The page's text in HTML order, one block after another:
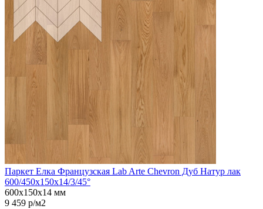
Паркет Елка Французская Lab Arte Chevron Дуб Натур лак
600/450х150х14/3/45°
600х150х14 мм
9 459 р/м2